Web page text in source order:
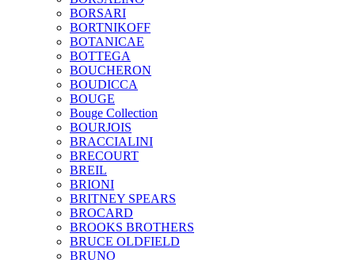
BORSARI
BORTNIKOFF
BOTANICAE
BOTTEGA
BOUCHERON
BOUDICCA
BOUGE
Bouge Collection
BOURJOIS
BRACCIALINI
BRECOURT
BREIL
BRIONI
BRITNEY SPEARS
BROCARD
BROOKS BROTHERS
BRUCE OLDFIELD
BRUNO